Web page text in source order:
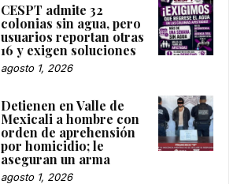
CESPT admite 32
colonias sin agua, pero
usuarios reportan otras
16 y exigen soluciones
agosto 1, 2026
Detienen en Valle de
Mexicali a hombre con
orden de aprehensión
por homicidio; le
aseguran un arma
agosto 1, 2026